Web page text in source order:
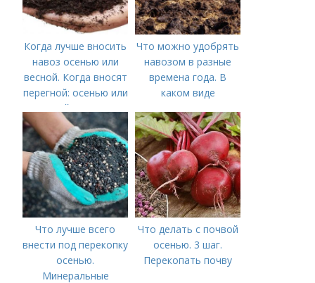
Когда лучше вносить
навоз осенью или
весной. Когда вносят
перегной: осенью или
весной, правила
внесения удобрений
Что можно удобрять
навозом в разные
времена года. В
каком виде
Что лучше всего
внести под перекопку
осенью.
Минеральные
Что делать с почвой
осенью. 3 шаг.
Перекопать почву